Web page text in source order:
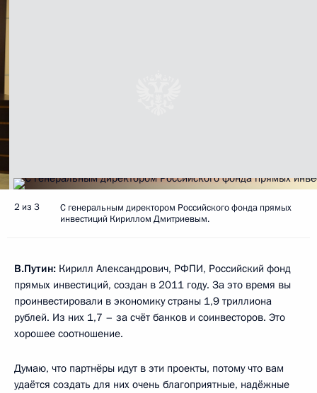
2 из 3
С генеральным директором Российского фонда прямых
инвестиций Кириллом Дмитриевым.
В.Путин: Кирилл Александрович, РФПИ, Российский фонд
прямых инвестиций, создан в 2011 году. За это время вы
проинвестировали в экономику страны 1,9 триллиона
рублей. Из них 1,7 – за счёт банков и соинвесторов. Это
хорошее соотношение.
Думаю, что партнёры идут в эти проекты, потому что вам
удаётся создать для них очень благоприятные, надёжные